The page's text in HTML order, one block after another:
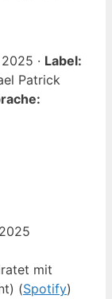
· Label:
Patrick
mit
(Spotify)